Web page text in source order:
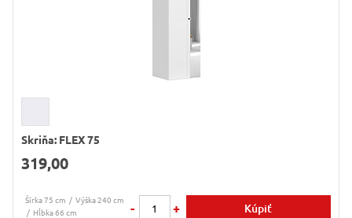
Skriňa: FLEX 75
319,00
Šírka 75 cm
Výška 240 cm
Hĺbka 66 cm
- + Kúpiť